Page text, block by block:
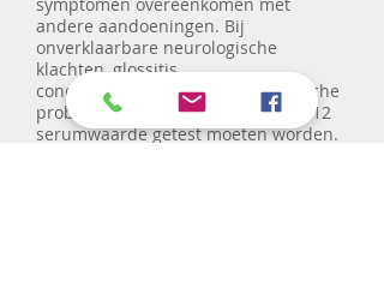
andere aandoeningen. Bij
onverklaarbare neurologische
klachten, glossitis,
concentratieproblemen of psychische
problemen zou daarom altijd de B12
serumwaarde getest moeten worden.